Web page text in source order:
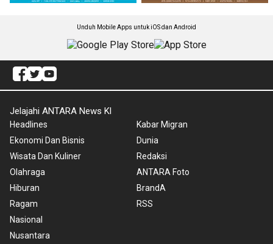
Unduh Mobile Apps untuk iOS dan Android
Jelajahi ANTARA News Kl
Headlines
Ekonomi Dan Bisnis
Wisata Dan Kuliner
Olahraga
Hiburan
Ragam
Nasional
Nusantara
Kabar Migran
Dunia
Redaksi
ANTARA Foto
BrandA
RSS